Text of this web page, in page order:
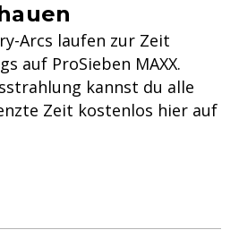
Arcs laufen zur Zeit
auf ProSieben MAXX.
kannst du alle
Zeit kostenlos hier auf